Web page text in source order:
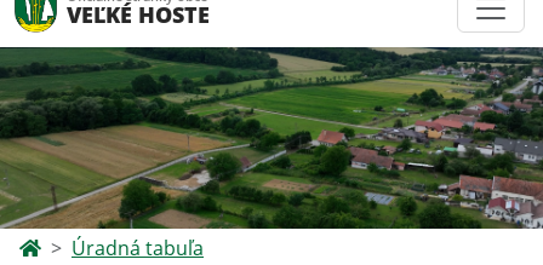
VEĽKÉ HOSTE
Úradná tabuľa